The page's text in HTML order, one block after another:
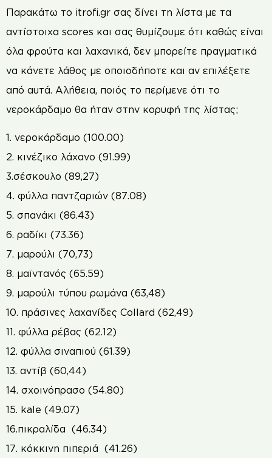
Παρακάτω το itrofi.gr σας δίνει τη λίστα με τα
αντίστοιχα scores και σας θυμίζουμε ότι καθώς είναι
όλα φρούτα και λαχανικά, δεν μπορείτε πραγματικά
να κάνετε λάθος με οποιοδήποτε και αν επιλέξετε
από αυτά. Αλήθεια, ποιός το περίμενε ότι το
νεροκάρδαμο θα ήταν στην κορυφή της λίστας;
1. νεροκάρδαμο (100.00)
2. κινέζικο λάχανο (91.99)
3.σέσκουλο (89,27)
4. φύλλα παντζαριών (87.08)
5. σπανάκι (86.43)
6. ραδίκι (73.36)
7. μαρούλι (70,73)
8. μαϊντανός (65.59)
9. μαρούλι τύπου ρωμάνα (63,48)
10. πράσινες λαχανίδες Collard (62,49)
11. φύλλα ρέβας (62.12)
12. φύλλα σιναπιού (61.39)
13. αντίβ (60,44)
14. σχοινόπρασο (54.80)
15. kale (49.07)
16.πικραλίδα (46.34)
17. κόκκινη πιπεριά (41.26)